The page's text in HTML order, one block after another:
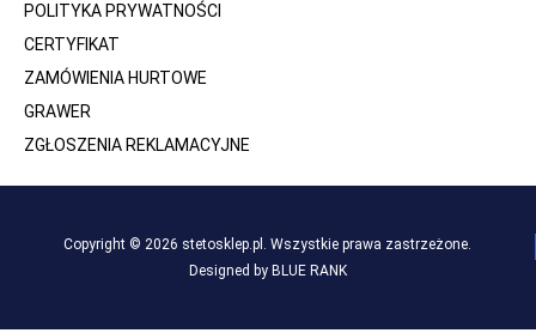
POLITYKA PRYWATNOŚCI
CERTYFIKAT
ZAMÓWIENIA HURTOWE
GRAWER
ZGŁOSZENIA REKLAMACYJNE
Copyright © 2026 stetosklep.pl. Wszystkie prawa zastrzeżone.
Designed by BLUE RANK